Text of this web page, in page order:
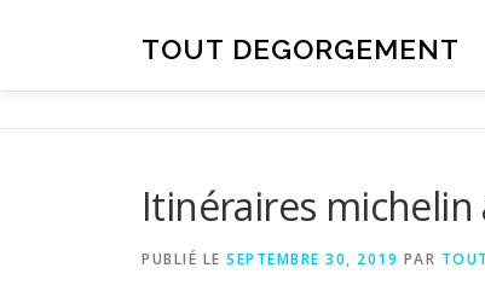
TOUT DEGORGEMENT
Itinéraires michelin
PUBLIÉ LE SEPTEMBRE 30, 2019 PAR